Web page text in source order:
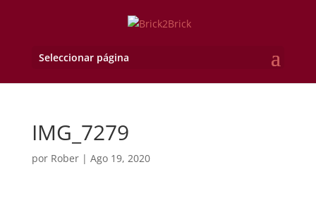
Seleccionar página
IMG_7279
por Rober| Ago 19, 2020